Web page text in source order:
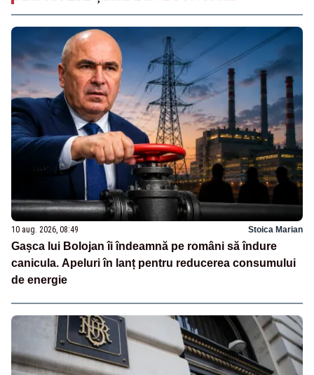
10 aug. 2026, 08:49 Stoica Marian
Gașca lui Bolojan îi îndeamnă pe români să îndure
canicula. Apeluri în lanț pentru reducerea consumului
de energie